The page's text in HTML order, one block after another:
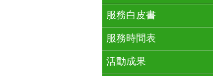
服務白皮書
服務時間表
活動成果